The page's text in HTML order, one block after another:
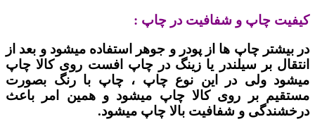
کیفیت چاپ و شفافیت در چاپ :
در بیشتر چاپ ها از پودر و جوهر استفاده میشود و بعد از
انتقال بر سیلندر یا زینگ در چاپ افست روی کالا چاپ
میشود ولی در این نوع چاپ ، چاپ با رنگ بصورت
مستقیم بر روی کالا چاپ میشود و همین امر باعث
درخشندگی و شفافیت بالا چاپ میشود.